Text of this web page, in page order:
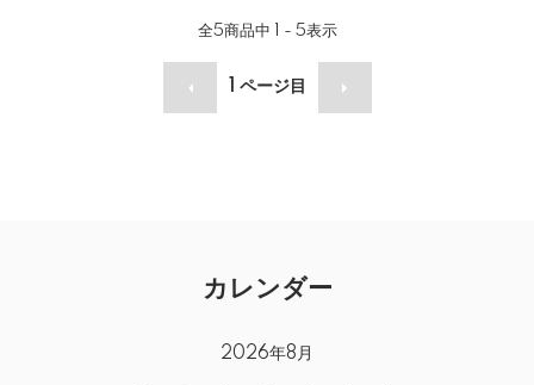
全5商品中 1 - 5表示
ページ目
カレンダー
2026年8月